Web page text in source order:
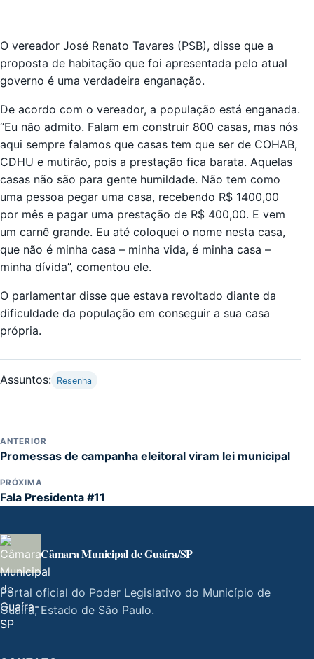
O vereador José Renato Tavares (PSB), disse que a
proposta de habitação que foi apresentada pelo atual
governo é uma verdadeira enganação.
De acordo com o vereador, a população está enganada.
“Eu não admito. Falam em construir 800 casas, mas nós
aqui sempre falamos que casas tem que ser de COHAB,
CDHU e mutirão, pois a prestação fica barata. Aquelas
casas não são para gente humildade. Não tem como
uma pessoa pegar uma casa, recebendo R$ 1400,00
por mês e pagar uma prestação de R$ 400,00. E vem
um carnê grande. Eu até coloquei o nome nesta casa,
que não é minha casa – minha vida, é minha casa –
minha dívida”, comentou ele.
O parlamentar disse que estava revoltado diante da
dificuldade da população em conseguir a sua casa
própria.
Assuntos: Resenha
ANTERIOR
Promessas de campanha eleitoral viram lei municipal
PRÓXIMA
Fala Presidenta #11
Câmara Municipal de Guaíra/SP
Portal oficial do Poder Legislativo do Município de
Guaíra, Estado de São Paulo.